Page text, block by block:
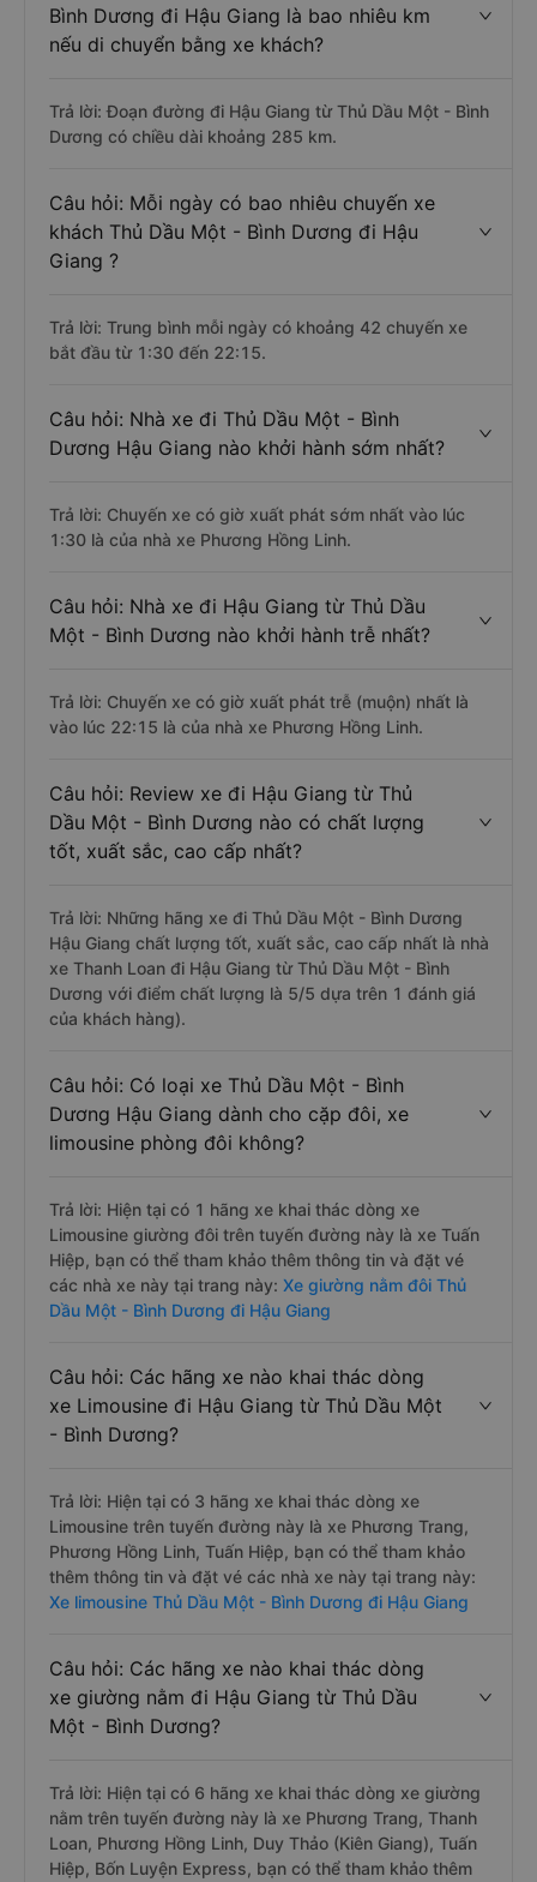
Bình Dương đi Hậu Giang là bao nhiêu km
nếu di chuyển bằng xe khách?
Trả lời: Đoạn đường đi Hậu Giang từ Thủ Dầu Một - Bình
Dương có chiều dài khoảng 285 km.
Câu hỏi: Mỗi ngày có bao nhiêu chuyến xe
khách Thủ Dầu Một - Bình Dương đi Hậu
Giang ?
Trả lời: Trung bình mỗi ngày có khoảng 42 chuyến xe
bắt đầu từ 1:30 đến 22:15.
Câu hỏi: Nhà xe đi Thủ Dầu Một - Bình
Dương Hậu Giang nào khởi hành sớm nhất?
Trả lời: Chuyến xe có giờ xuất phát sớm nhất vào lúc
1:30 là của nhà xe Phương Hồng Linh.
Câu hỏi: Nhà xe đi Hậu Giang từ Thủ Dầu
Một - Bình Dương nào khởi hành trễ nhất?
Trả lời: Chuyến xe có giờ xuất phát trễ (muộn) nhất là
vào lúc 22:15 là của nhà xe Phương Hồng Linh.
Câu hỏi: Review xe đi Hậu Giang từ Thủ
Dầu Một - Bình Dương nào có chất lượng
tốt, xuất sắc, cao cấp nhất?
Trả lời: Những hãng xe đi Thủ Dầu Một - Bình Dương
Hậu Giang chất lượng tốt, xuất sắc, cao cấp nhất là nhà
xe Thanh Loan đi Hậu Giang từ Thủ Dầu Một - Bình
Dương với điểm chất lượng là 5/5 dựa trên 1 đánh giá
của khách hàng).
Câu hỏi: Có loại xe Thủ Dầu Một - Bình
Dương Hậu Giang dành cho cặp đôi, xe
limousine phòng đôi không?
Trả lời: Hiện tại có 1 hãng xe khai thác dòng xe
Limousine giường đôi trên tuyến đường này là xe Tuấn
Hiệp, bạn có thể tham khảo thêm thông tin và đặt vé
các nhà xe này tại trang này: Xe giường nằm đôi Thủ
Dầu Một - Bình Dương đi Hậu Giang
Câu hỏi: Các hãng xe nào khai thác dòng
xe Limousine đi Hậu Giang từ Thủ Dầu Một
- Bình Dương?
Trả lời: Hiện tại có 3 hãng xe khai thác dòng xe
Limousine trên tuyến đường này là xe Phương Trang,
Phương Hồng Linh, Tuấn Hiệp, bạn có thể tham khảo
thêm thông tin và đặt vé các nhà xe này tại trang này:
Xe limousine Thủ Dầu Một - Bình Dương đi Hậu Giang
Câu hỏi: Các hãng xe nào khai thác dòng
xe giường nằm đi Hậu Giang từ Thủ Dầu
Một - Bình Dương?
Trả lời: Hiện tại có 6 hãng xe khai thác dòng xe giường
nằm trên tuyến đường này là xe Phương Trang, Thanh
Loan, Phương Hồng Linh, Duy Thảo (Kiên Giang), Tuấn
Hiệp, Bốn Luyện Express, bạn có thể tham khảo thêm